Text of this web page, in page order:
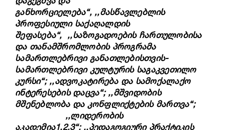
განხორციელება“, ,,მასწავლებლის
პროფესიული საქაღალდის
შეფასება“, ,,საზოგადოების ჩართულობისა
და თანამშრომლობის პროგრამა
სამართლებრივი განათლებისთვის-
სამართლებრივი კულტურის საგაკვეთილო
კურსი“;,,ადვოკატირება და სამოქალაქო
ინტერესების დაცვა“;,,მშვიდობის
მშენებლობა და კონფლიქტების მართვა“;
,,ლიდერობის
აკადემია1,2,3“;,,პედაგოგიური პრაქტიკის